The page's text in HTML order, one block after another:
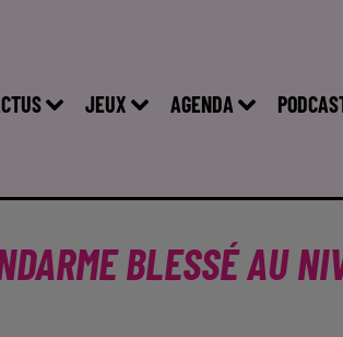
JEUX AGENDA
BLESSÉ AU